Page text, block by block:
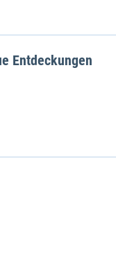
Entdeckungen